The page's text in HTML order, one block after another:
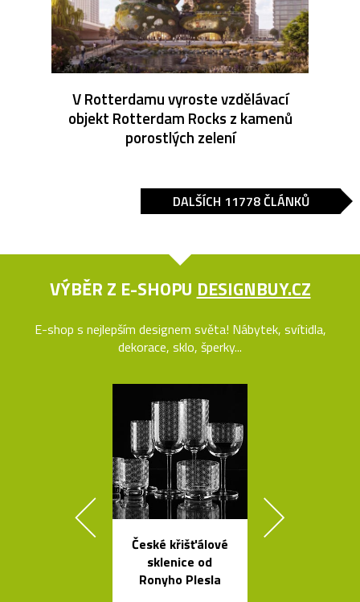
V Rotterdamu vyroste vzdělávací
objekt Rotterdam Rocks z kamenů
porostlých zelení
DALŠÍCH 11778 ČLÁNKŮ
VÝBĚR Z E-SHOPU DESIGNBUY.CZ
E-shop s nejlepším designem světa! Nábytek, svítidla,
dekorace, sklo, šperky...
České křišťálové
sklenice od
Ronyho Plesla